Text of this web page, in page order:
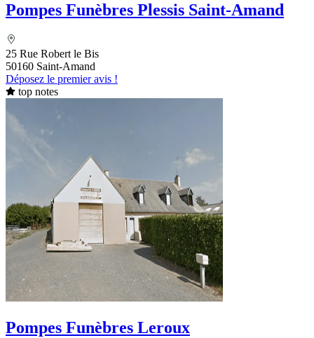
Pompes Funèbres Plessis Saint-Amand
25 Rue Robert le Bis
50160 Saint-Amand
Déposez le premier avis !
top notes
Pompes Funèbres Leroux